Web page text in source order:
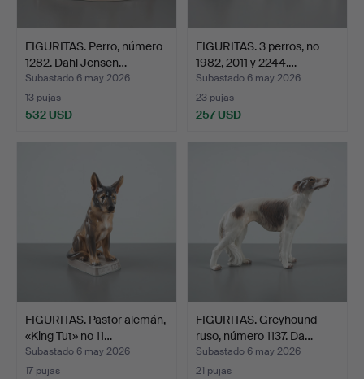
FIGURITAS. Perro, número
1282. Dahl Jensen…
Subastado 6 may 2026
13 pujas
532 USD
FIGURITAS. 3 perros, no
1982, 2011 y 2244.…
Subastado 6 may 2026
23 pujas
257 USD
FIGURITAS. Pastor alemán,
«King Tut» no 11…
Subastado 6 may 2026
17 pujas
FIGURITAS. Greyhound
ruso, número 1137. Da…
Subastado 6 may 2026
21 pujas